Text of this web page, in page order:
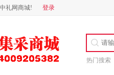
礼网商城! 登录
热门搜索